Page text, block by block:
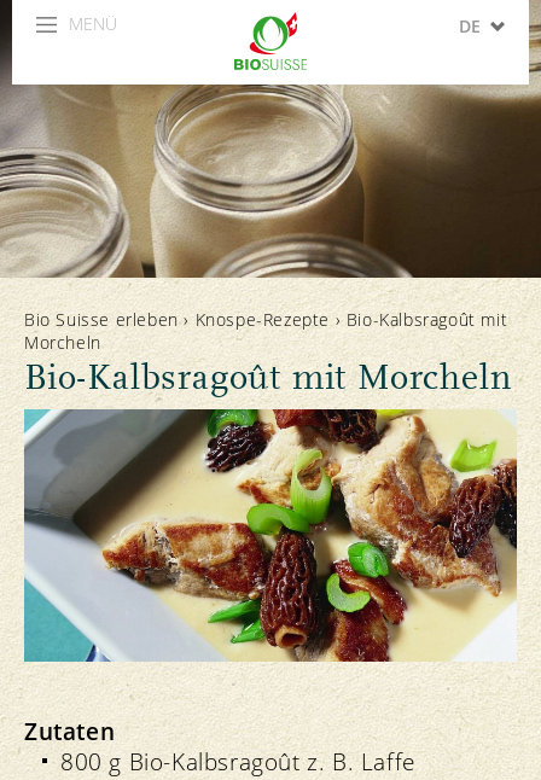
MENÜ DE
ES
Bio Suisse erleben› Knospe-Rezepte› Bio-Kalbsragoût mit
Morcheln
Bio-Kalbsragoût mit Morcheln
Zutaten
800 g Bio-Kalbsragoût z. B. Laffe